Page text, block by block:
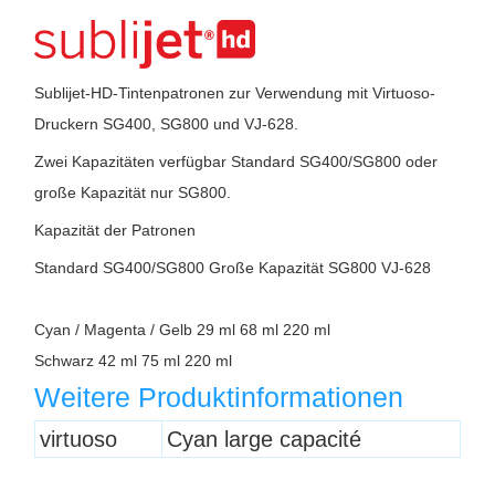
Sublijet-HD-Tintenpatronen zur Verwendung mit Virtuoso-
Druckern SG400, SG800 und VJ-628.
Zwei Kapazitäten verfügbar Standard SG400/SG800 oder
große Kapazität nur SG800.
Kapazität der Patronen
Standard SG400/SG800 Große Kapazität SG800 VJ-628
Cyan / Magenta / Gelb 29 ml 68 ml 220 ml
Schwarz 42 ml 75 ml 220 ml
Weitere Produktinformationen
Überschrift
virtuoso Cyan large capacité